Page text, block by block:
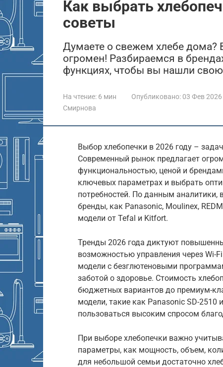
Как выбрать
советы
Думаете о свежем хлебе дома?
огромен! Разбираемся в
функциях, чтобы вы нашли
На чтение: 6 мин Опубликовано: 03 Фев 2026
Смирнова
Выбор хлебопечки в 2026 году –
Современный рынок предлагает
функциональностью, ценой и
ключевых параметрах и выбрать
потребностей. По данным аналитики,
бренды, как Panasonic, Moulinex,
модели от Tefal и Kitfort.
Тренды 2026 года диктуют
возможностью управления через Wi-
модели с безглютеновыми
заботой о здоровье. Стоимость
бюджетных вариантов до премиум-
модели, такие как Panasonic SD-
пользоваться высоким спросом
При выборе хлебопечки важно
параметры, как мощность, объем,
для небольшой семьи достаточно